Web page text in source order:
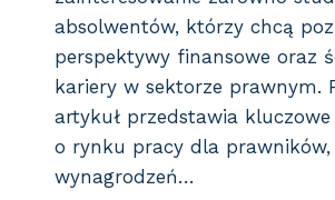
?
absolwentów, którzy chcą
perspektywy finansowe oraz
kariery w sektorze prawnym.
artykuł przedstawia
o rynku pracy dla prawników,
wynagrodzeń…